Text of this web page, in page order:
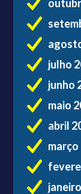
julho
junho
maio
abril
março